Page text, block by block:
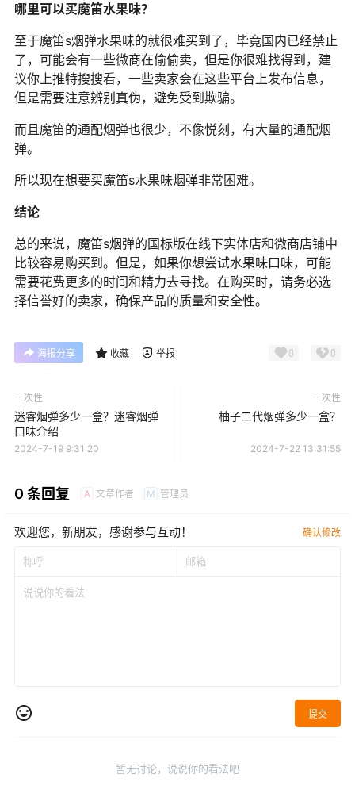
哪里可以买魔笛水果味？
至于魔笛s烟弹水果味的就很难买到了，毕竟国内已经禁止
了，可能会有一些微商在偷偷卖，但是你很难找得到，建
议你上推特搜搜看，一些卖家会在这些平台上发布信息，
但是需要注意辨别真伪，避免受到欺骗。
而且魔笛的通配烟弹也很少，不像悦刻，有大量的通配烟
弹。
所以现在想要买魔笛s水果味烟弹非常困难。
结论
总的来说，魔笛s烟弹的国标版在线下实体店和微商店铺中
比较容易购买到。但是，如果你想尝试水果味口味，可能
需要花费更多的时间和精力去寻找。在购买时，请务必选
择信誉好的卖家，确保产品的质量和安全性。
海报分享 收藏 举报 0 0
一次性
迷睿烟弹多少一盒？迷睿烟弹
口味介绍
2024-7-19 9:31:20
一次性
柚子二代烟弹多少一盒？
2024-7-22 13:31:55
0 条回复 A 文章作者 M 管理员
欢迎您，新朋友，感谢参与互动！ 确认修改
提交
暂无讨论，说说你的看法吧